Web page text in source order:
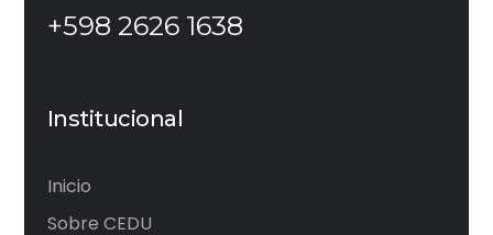
+598 2626 1638
Institucional
Inicio
Sobre CEDU